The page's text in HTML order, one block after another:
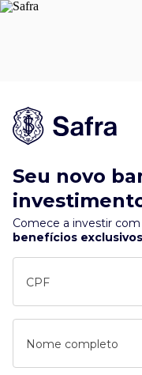
Seu novo
Comece a investir
benefícios
CPF
Nome completo